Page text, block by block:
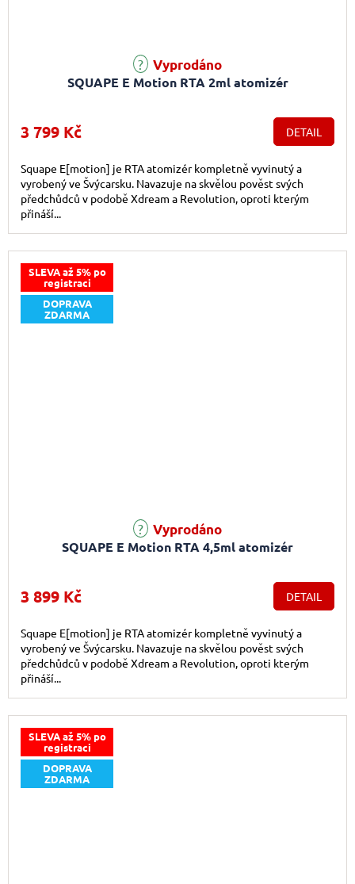
SQUAPE E Motion RTA 2ml atomizér
Vyprodáno
3 799 Kč DETAIL
Squape E[motion] je RTA atomizér kompletně vyvinutý a
vyrobený ve Švýcarsku. Navazuje na skvělou pověst svých
předchůdců v podobě Xdream a Revolution, oproti kterým
přináší...
SLEVA až 5% po
registraci
DOPRAVA
ZDARMA
SQUAPE E Motion RTA 4,5ml atomizér
Vyprodáno
3 899 Kč DETAIL
Squape E[motion] je RTA atomizér kompletně vyvinutý a
vyrobený ve Švýcarsku. Navazuje na skvělou pověst svých
předchůdců v podobě Xdream a Revolution, oproti kterým
přináší...
SLEVA až 5% po
registraci
DOPRAVA
ZDARMA